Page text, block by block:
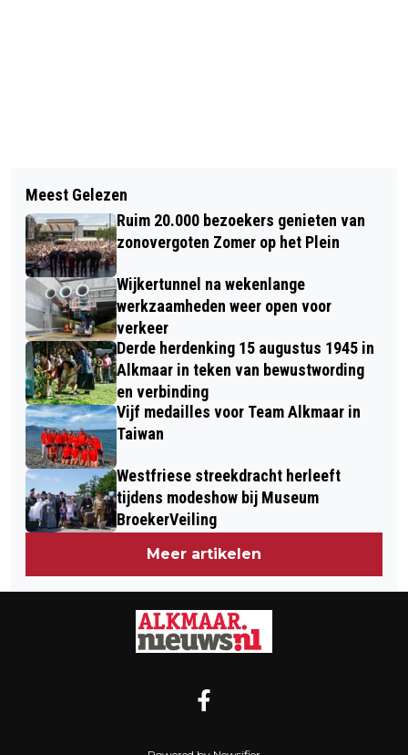
UNIEK GROTE PIETENHUIS IN GROTE
KERK T/M ZONDAG 27 NOVEMBER
VOCAAL ENSEMBLE ‘ANGELS’ ZINGT
WINTERWARMTE
Meest Gelezen
Ruim 20.000 bezoekers genieten van
zonovergoten Zomer op het Plein
Wijkertunnel na wekenlange
werkzaamheden weer open voor
verkeer
Derde herdenking 15 augustus 1945 in
Alkmaar in teken van bewustwording
en verbinding
Vijf medailles voor Team Alkmaar in
Taiwan
Westfriese streekdracht herleeft
tijdens modeshow bij Museum
BroekerVeiling
Meer artikelen